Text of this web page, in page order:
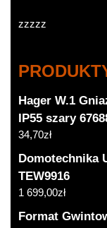
zzzzz
Hager W.1
IP55 szary
34,70zł
Domotechnika
TEW9916
1 699,00zł
Format